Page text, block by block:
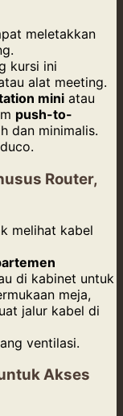
meletakkan
kursi ini
alat meeting.
mini atau
push-to-
dan minimalis.
Router,
melihat kabel
di kabinet untuk
meja,
jalur kabel di
ventilasi.
Akses